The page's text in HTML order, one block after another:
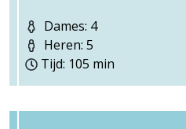
Dames: 4
Heren: 5
Tijd: 105 min